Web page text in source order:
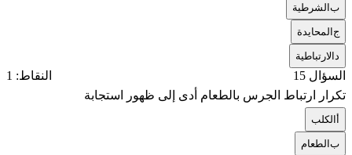
بالشرطية
جالمحايدة
الارتباطية
السؤال 15
النقاط: 1
تكرار ارتباط الجرس بالطعام أدى إلى ظهور استجابة
الكلب
بالطعام